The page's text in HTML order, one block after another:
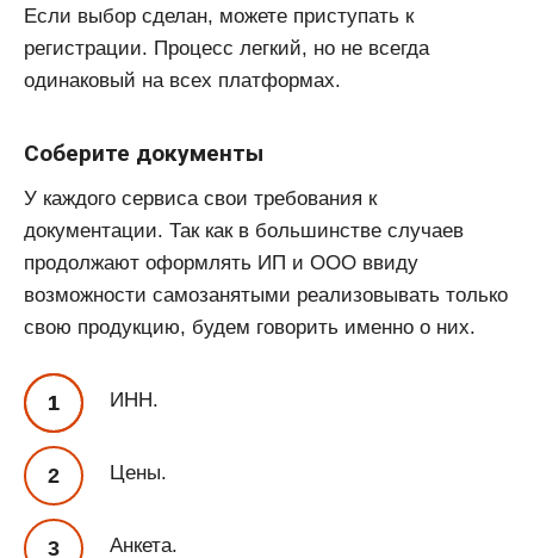
Если выбор сделан, можете приступать к
регистрации. Процесс легкий, но не всегда
одинаковый на всех платформах.
Соберите документы
У каждого сервиса свои требования к
документации. Так как в большинстве случаев
продолжают оформлять ИП и ООО ввиду
возможности самозанятыми реализовывать только
свою продукцию, будем говорить именно о них.
ИНН.
Цены.
Анкета.